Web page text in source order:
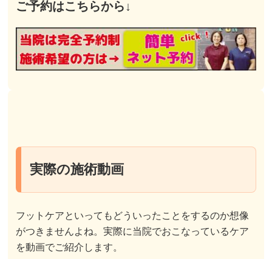
ご予約はこちらから↓
実際の施術動画
フットケアといってもどういったことをするのか想像
がつきませんよね。実際に当院でおこなっているケア
を動画でご紹介します。